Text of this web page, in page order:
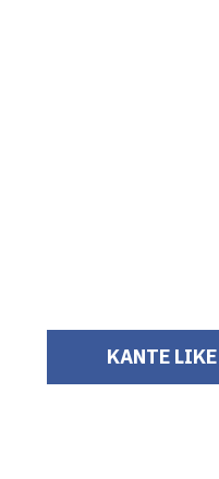
ΚΑΝΤΕ